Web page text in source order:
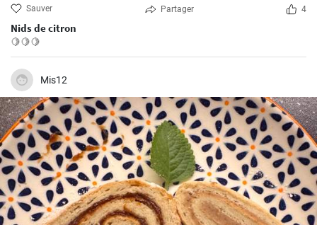
Sauver Partager 4
Nids de citron
🍋🍋🍋
Mis12